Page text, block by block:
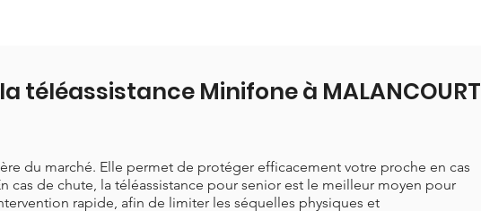
téléassistance Minifone à MALANCOURT
du marché. Elle permet de protéger efficacement votre proche en cas
cas de chute, la téléassistance pour senior est le meilleur moyen pour
rapide, afin de limiter les séquelles physiques et